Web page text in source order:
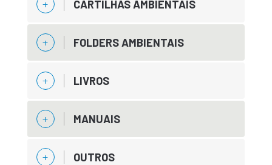
CARTILHAS AMBIENTAIS
FOLDERS AMBIENTAIS
LIVROS
MANUAIS
OUTROS